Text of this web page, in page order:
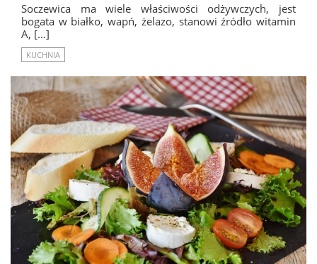
Soczewica ma wiele właściwości odżywczych, jest
bogata w białko, wapń, żelazo, stanowi źródło witamin
A, […]
KUCHNIA